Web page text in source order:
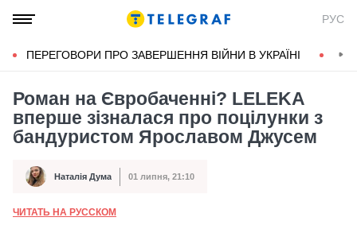
РУС
ПЕРЕГОВОРИ ПРО ЗАВЕРШЕННЯ ВІЙНИ В УКРАЇНІ
Роман на Євробаченні? LELEKA
вперше зізналася про поцілунки з
бандуристом Ярославом Джусем
Автор Наталія Дума
Дата публікації 01 липня, 21:10
ЧИТАТЬ НА РУССКОМ